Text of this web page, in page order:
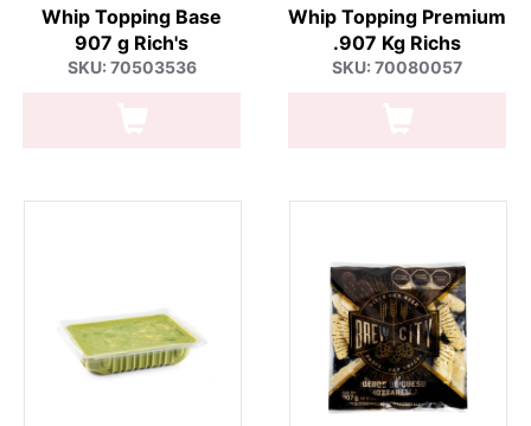
Whip Topping Base
907 g Rich's
SKU: 70503536
Whip Topping Premium
.907 Kg Richs
SKU: 70080057